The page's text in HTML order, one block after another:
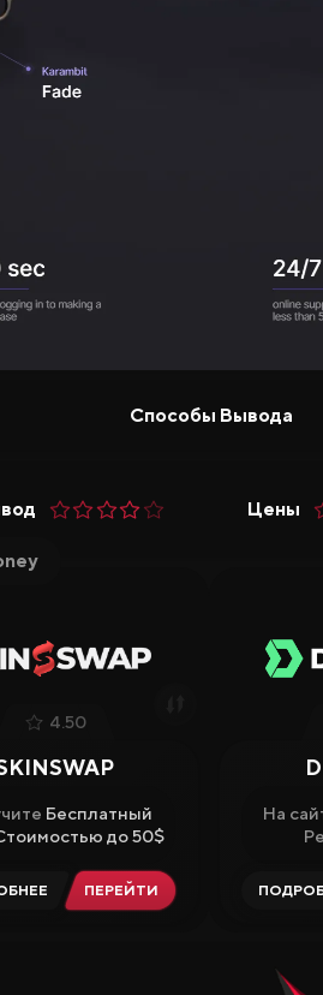
Способы Вывода
Цены
4.50
Бесплатный
до 50$
ПЕРЕЙТИ
На